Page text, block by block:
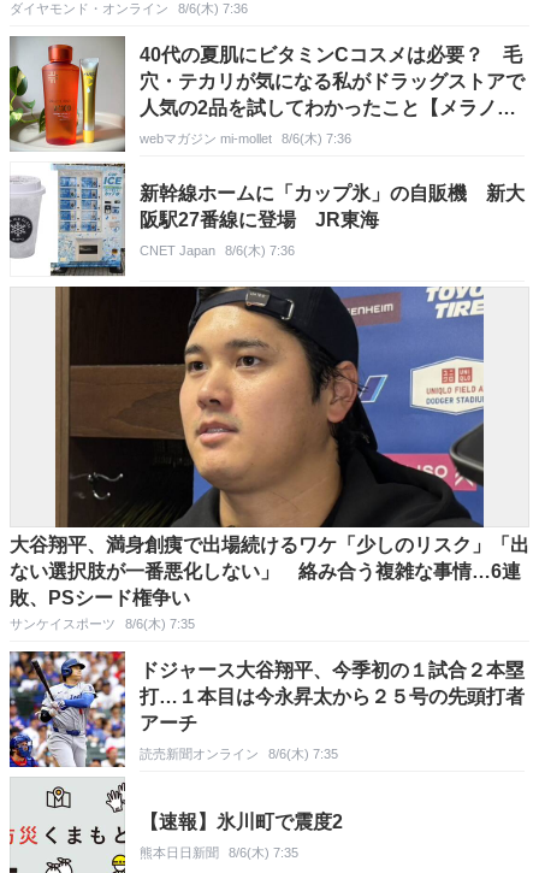
ダイヤモンド・オンライン 8/6(木) 7:36
40代の夏肌にビタミンCコスメは必要？ 毛
穴・テカリが気になる私がドラッグストアで
人気の2品を試してわかったこと【メラノ
CC・ドクターシーラボ】
webマガジン mi-mollet 8/6(木) 7:36
新幹線ホームに「カップ氷」の自販機 新大
阪駅27番線に登場 JR東海
CNET Japan 8/6(木) 7:36
大谷翔平、満身創痍で出場続けるワケ「少しのリスク」「出
ない選択肢が一番悪化しない」 絡み合う複雑な事情…6連
敗、PSシード権争い
サンケイスポーツ 8/6(木) 7:35
ドジャース大谷翔平、今季初の１試合２本塁
打…１本目は今永昇太から２５号の先頭打者
アーチ
読売新聞オンライン 8/6(木) 7:35
【速報】氷川町で震度2
熊本日日新聞 8/6(木) 7:35